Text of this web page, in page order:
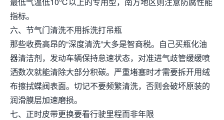
指标。
六、节气门清洗不用拆洗打吊瓶
那些收费高昂的“深度清洗”大多是智商税。自己买瓶化油
器清洁剂，发动车辆保持怠速状态，对准进气歧管缓缓喷
洒数次就能清除大部分积碳。严重堵塞时才需要拆开用绒
布擦拭蝶阀表面。切记不要频繁清洗，否则会破坏原装的
润滑膜层加速磨损。
七、正时皮带更换要看行驶里程而非年限